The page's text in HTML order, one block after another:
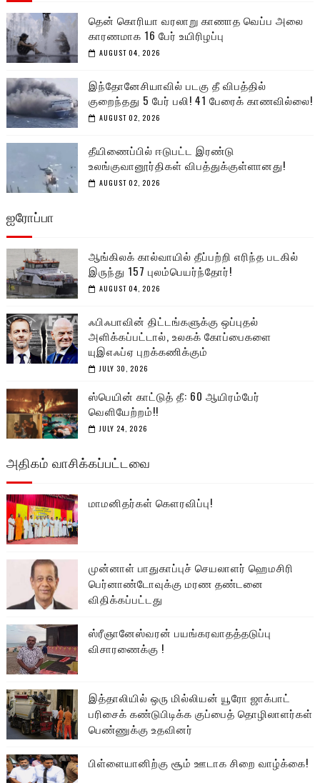
தென் கொரியா வரலாறு காணாத வெப்ப அலை
காரணமாக 16 பேர் உயிரிழப்பு
AUGUST 04, 2026
இந்தோனேசியாவில் படகு தீ விபத்தில்
குறைந்தது 5 பேர் பலி! 41 பேரைக் காணவில்லை!
AUGUST 02, 2026
தீயிணைப்பில் ஈடுபட்ட இரண்டு
உலங்குவானூர்திகள் விபத்துக்குள்ளானது!
AUGUST 02, 2026
ஐரோப்பா
ஆங்கிலக் கால்வாயில் தீப்பற்றி எரிந்த படகில்
இருந்து 157 புலம்பெயர்ந்தோர்!
AUGUST 04, 2026
ஃபிஃபாவின் திட்டங்களுக்கு ஒப்புதல்
அளிக்கப்பட்டால், உலகக் கோப்பைகளை
யுஇஎஃப்ஏ புறக்கணிக்கும்
JULY 30, 2026
ஸ்பெயின் காட்டுத் தீ: 60 ஆயிரம்பேர்
வெளியேற்றம்!!
JULY 24, 2026
அதிகம் வாசிக்கப்பட்டவை
மாமனிதர்கள் கௌரவிப்பு!
முன்னாள் பாதுகாப்புச் செயலாளர் ஹெமசிரி
பெர்னாண்டோவுக்கு மரண தண்டனை
விதிக்கப்பட்டது
ஸ்ரீஞானேஸ்வரன் பயங்கரவாதத்தடுப்பு
விசாரணைக்கு !
இத்தாலியில் ஒரு மில்லியன் யூரோ ஜாக்பாட்
பரிசைக் கண்டுபிடிக்க குப்பைத் தொழிலாளர்கள்
பெண்ணுக்கு உதவினர்
பிள்ளையானிற்கு சூம் ஊடாக சிறை வாழ்க்கை!